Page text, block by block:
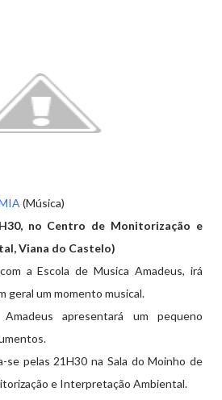
(Música)
no Centro de Monitorização e
Viana do Castelo)
a Escola de Musica Amadeus, irá
geral um momento musical.
apresentará um pequeno
se pelas 21H30 na Sala do Moinho de
e Interpretação Ambiental.